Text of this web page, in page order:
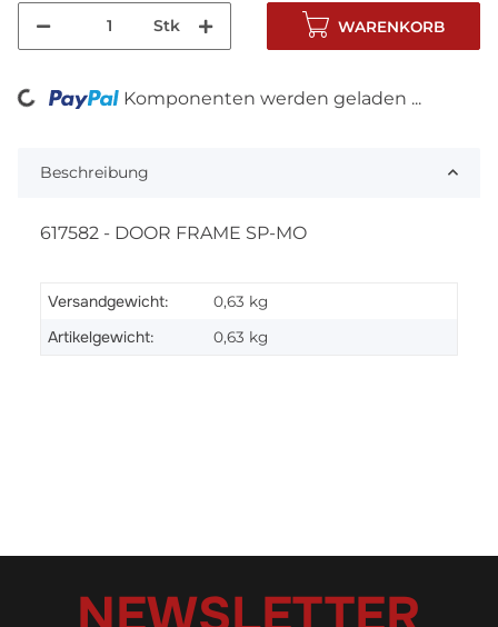
Stk WARENKORB
Loading... Komponenten werden geladen ...
Beschreibung
617582 - DOOR FRAME SP-MO
Versandgewicht: 0,63 kg
Artikelgewicht: 0,63 kg